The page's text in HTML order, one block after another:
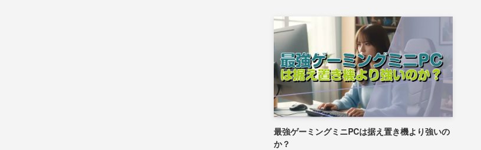
最強ゲーミングミニPCは据え置き機より強いの
か？